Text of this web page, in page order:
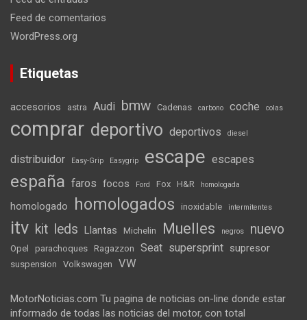
Feed de comentarios
WordPress.org
Etiquetas
accesorios astra Audi bmw Cadenas carbono coche colas
comprar deportivo deportivos diesel
distribuidor Easy-Grip Easygrip escape escapes
españa faros focos Ford Fox H&R homologada
homologado homologados inoxidable intermitentes
itv kit leds Llantas Michelin Muelles negros nuevo
Opel parachoques Ragazzon Seat supersprint supresor
suspension Volkswagen VW
MotorNoticias.com Tu pagina de noticias on-line donde estar
informado de todas las noticias del motor, con total